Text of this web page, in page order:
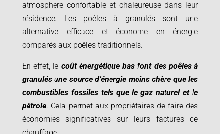
atmosphère confortable et chaleureuse dans leur
résidence. Les poêles à granulés sont une
alternative efficace et économe en énergie
comparés aux poêles traditionnels.
En effet, le coût énergétique bas font des poêles à
granulés une source d’énergie moins chère que les
combustibles fossiles tels que le gaz naturel et le
pétrole. Cela permet aux propriétaires de faire des
économies significatives sur leurs factures de